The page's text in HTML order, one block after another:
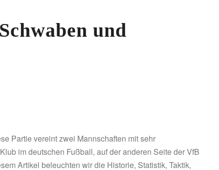
und
Partie vereint zwei Mannschaften mit sehr
im deutschen Fußball, auf der anderen Seite der VfB
Artikel beleuchten wir die Historie, Statistik, Taktik,